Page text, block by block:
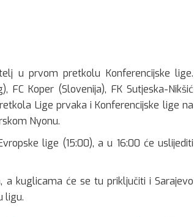
u prvom pretkolu Konferencijske lige.
FC Koper (Slovenija), FK Sutjeska-Nikšić
Lige prvaka i Konferencijske lige na
Nyonu.
lige (15:00), a u 16:00 će uslijediti
a kuglicama će se tu priključiti i Sarajevo
ligu.